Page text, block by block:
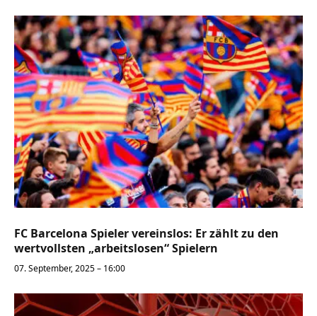
FC Barcelona Spieler vereinslos: Er zählt zu den
wertvollsten „arbeitslosen“ Spielern
07. September, 2025 – 16:00